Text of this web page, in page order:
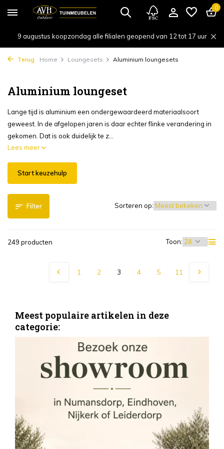
0
9 augustus koopzondag alle filialen geopend van 12 tot 17 uur
Terug Home Loungesets Aluminium loungesets
Aluminium loungeset
Lange tijd is aluminium een ondergewaardeerd materiaalsoort
geweest. In de afgelopen jaren is daar echter flinke verandering in
gekomen. Dat is ook duidelijk te z...
Lees meer
Start keuzehulp
Filter
249 producten Toon:
Sorteren op:
1 2 3 4 5 11
Meest populaire artikelen in deze
categorie: